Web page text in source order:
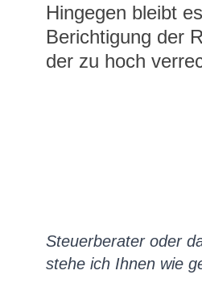
Hingegen bleibt
Berichtigung der
der zu hoch
Steuerberater oder
stehe ich Ihnen wie